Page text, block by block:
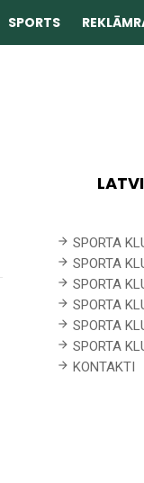
SPORTS
SPORTA
SPORTA
SPORTA
SPORTA
SPORTA
SPORTA
KONTAKTI